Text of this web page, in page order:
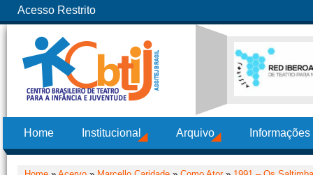
Acesso Restrito
Home Institucional Arquivo